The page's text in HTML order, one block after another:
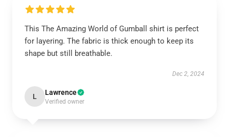
This The Amazing World of Gumball shirt is perfect
for layering. The fabric is thick enough to keep its
shape but still breathable.
Dec 2, 2024
L Lawrence
Verified owner